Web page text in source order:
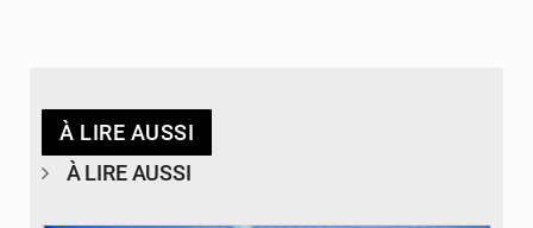
À LIRE AUSSI
À LIRE AUSSI